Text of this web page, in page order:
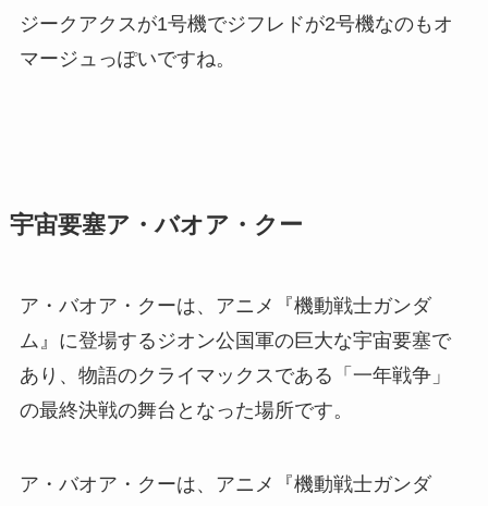
ジークアクスが1号機でジフレドが2号機なのもオ
マージュっぽいですね。
宇宙要塞ア・バオア・クー
ア・バオア・クーは、アニメ『機動戦士ガンダ
ム』に登場するジオン公国軍の巨大な宇宙要塞で
あり、物語のクライマックスである「一年戦争」
の最終決戦の舞台となった場所です。
ア・バオア・クーは、アニメ『機動戦士ガンダ